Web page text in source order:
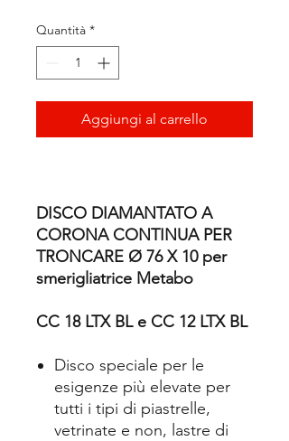
Quantità *
Aggiungi al carrello
DISCO DIAMANTATO A
CORONA CONTINUA PER
TRONCARE Ø 76 X 10 per
smerigliatrice Metabo
CC 18 LTX BL e CC 12 LTX BL
Disco speciale per le
esigenze più elevate per
tutti i tipi di piastrelle,
vetrinate e non, lastre di